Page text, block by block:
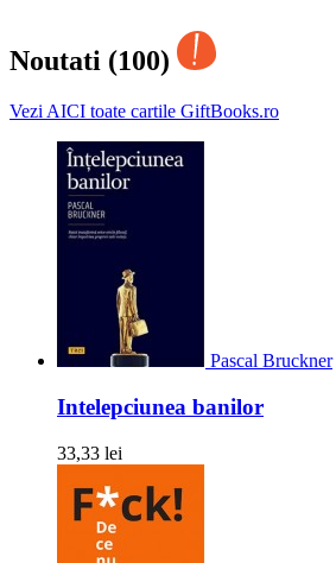
Noutati (100)
Vezi AICI toate cartile GiftBooks.ro
Pascal Bruckner
Intelepciunea banilor
33,33 lei